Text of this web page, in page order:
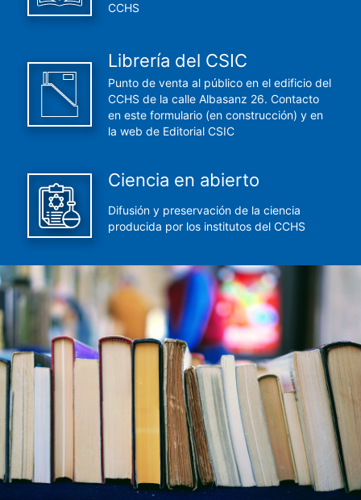
CCHS
Librería del CSIC
Punto de venta al público en el edificio del
CCHS de la calle Albasanz 26. Contacto
en este formulario (en construcción) y en
la web de Editorial CSIC
Ciencia en abierto
Difusión y preservación de la ciencia
producida por los institutos del CCHS